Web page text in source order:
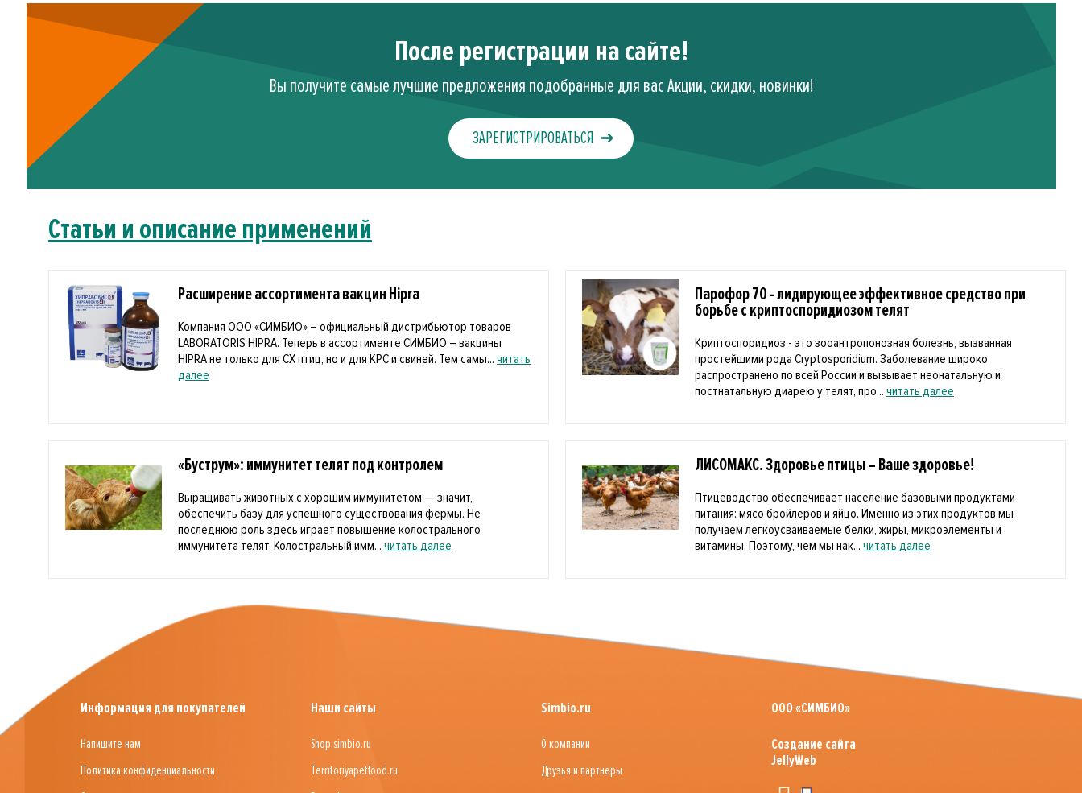
После регистрации на сайте!
Вы получите самые лучшие предложения подобранные для вас Акции, скидки, новинки!
ЗАРЕГИСТРИРОВАТЬСЯ
Статьи и описание применений
Расширение ассортимента вакцин Hipra
Компания ООО «СИМБИО» – официальный дистрибьютор товаров
LABORATORIS HIPRA. Теперь в ассортименте СИМБИО – вакцины
HIPRA не только для СХ птиц, но и для КРС и свиней. Тем самы... читать
далее
Парофор 70 - лидирующее эффективное средство при
борьбе с криптоспоридиозом телят
Криптоспоридиоз - это зооантропонозная болезнь, вызванная
простейшими рода Cryptosporidium. Заболевание широко
распространено по всей России и вызывает неонатальную и
постнатальную диарею у телят, про... читать далее
«Буструм»: иммунитет телят под контролем
Выращивать животных с хорошим иммунитетом — значит,
обеспечить базу для успешного существования фермы. Не
последнюю роль здесь играет повышение колострального
иммунитета телят. Колостральный имм... читать далее
ЛИСОМАКС. Здоровье птицы – Ваше здоровье!
Птицеводство обеспечивает население базовыми продуктами
питания: мясо бройлеров и яйцо. Именно из этих продуктов мы
получаем легкоусваиваемые белки, жиры, микроэлементы и
витамины. Поэтому, чем мы нак... читать далее
Информация для покупателей
Напишите нам
Политика конфиденциальности
Наши сайты
Shop.simbio.ru
Territoriyapetfood.ru
Simbio.ru
О компании
Друзья и партнеры
ООО «СИМБИО»
Создание сайта
JellyWeb